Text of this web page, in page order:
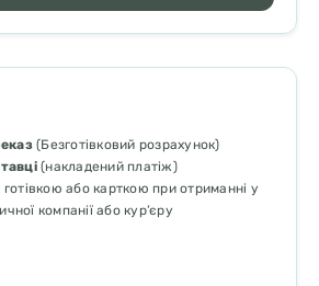
(Безготівковий розрахунок)
(накладений платіж)
або карткою при отриманні у
компанії або кур’єру